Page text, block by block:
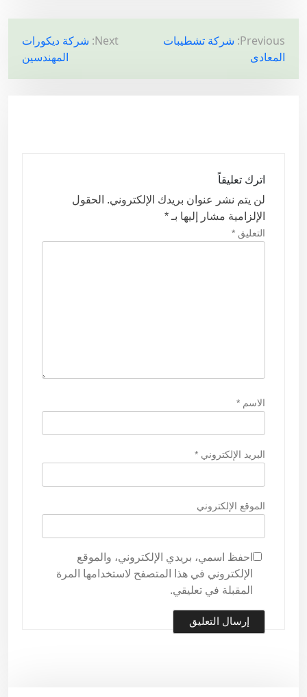
ت
ص
فّ
Previous: شركة تشطيبات
المعادى
Next: شركة ديكورات
المهندسين
اترك تعليقاً
لن يتم نشر عنوان بريدك الإلكتروني. الحقول
الإلزامية مشار إليها بـ *
التعليق *
الاسم *
البريد الإلكتروني *
الموقع الإلكتروني
احفظ اسمي، بريدي الإلكتروني، والموقع
الإلكتروني في هذا المتصفح لاستخدامها المرة
المقبلة في تعليقي.